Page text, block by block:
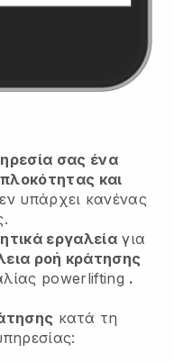
σας ένα
και
υπάρχει κανένας
εργαλείαγια
ροή κράτησης
powerlifting .
κατά τη